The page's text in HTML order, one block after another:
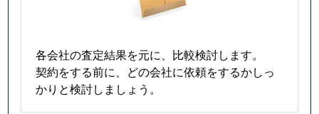
各会社の査定結果を元に、比較検討します。
契約をする前に、どの会社に依頼をするかしっ
かりと検討しましょう。